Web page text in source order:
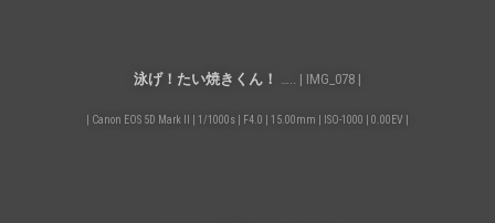
泳げ！たい焼きくん！ ….. | IMG_078 |
| Canon EOS 5D Mark II | 1/1000s | F4.0 | 15.00mm | ISO-1000 | 0.00EV |